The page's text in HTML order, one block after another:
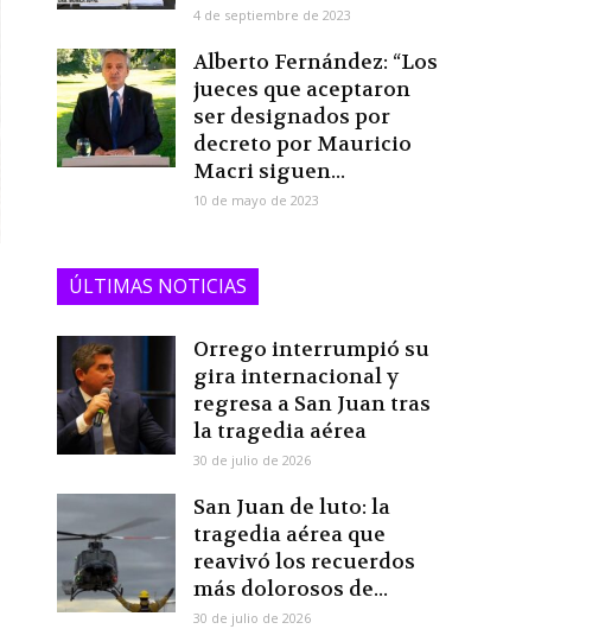
4 de septiembre de 2023
Alberto Fernández: “Los
jueces que aceptaron
ser designados por
decreto por Mauricio
Macri siguen...
10 de mayo de 2023
ÚLTIMAS NOTICIAS
Orrego interrumpió su
gira internacional y
regresa a San Juan tras
la tragedia aérea
30 de julio de 2026
San Juan de luto: la
tragedia aérea que
reavivó los recuerdos
más dolorosos de...
30 de julio de 2026